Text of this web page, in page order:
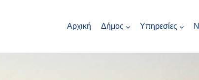
Αρχική Δήμος Υπηρεσίες